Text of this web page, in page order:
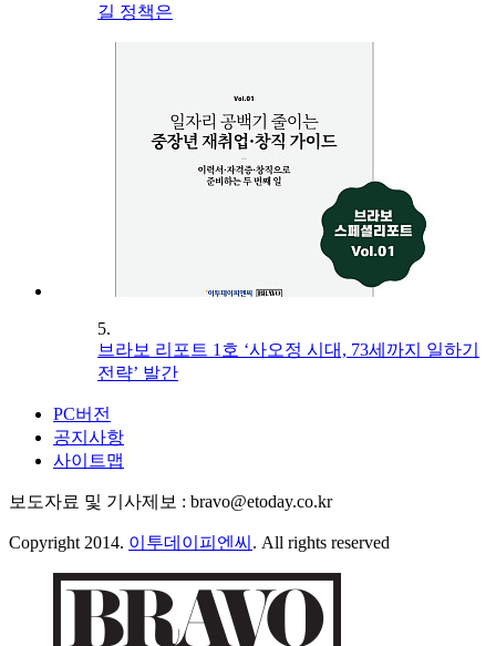
길 정책은
5.
브라보 리포트 1호 ‘사오정 시대, 73세까지 일하기
전략’ 발간
PC버전
공지사항
사이트맵
보도자료 및 기사제보 : bravo@etoday.co.kr
Copyright 2014. 이투데이피엔씨 . All rights reserved